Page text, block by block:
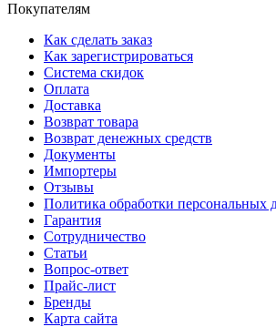
Покупателям
Как сделать заказ
Как зарегистрироваться
Система скидок
Оплата
Доставка
Возврат товара
Возврат денежных средств
Документы
Импортеры
Отзывы
Политика обработки персональных
Гарантия
Сотрудничество
Статьи
Вопрос-ответ
Прайс-лист
Бренды
Карта сайта